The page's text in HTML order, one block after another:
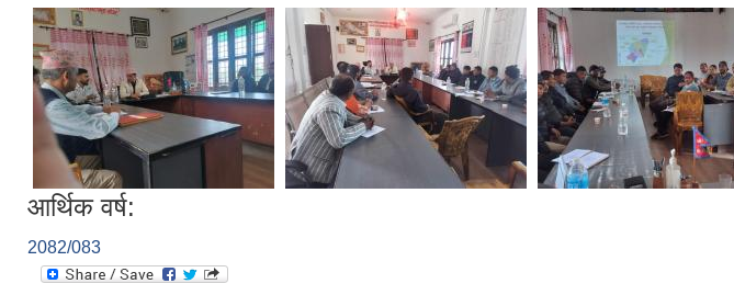
आर्थिक वर्ष:
2082/083